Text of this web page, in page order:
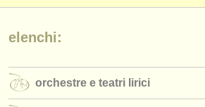
elenchi:
orchestre e teatri lirici